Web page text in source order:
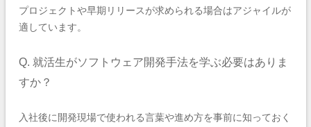
プロジェクトや早期リリースが求められる場合はアジャイルが
適しています。
Q. 就活生がソフトウェア開発手法を学ぶ必要はありま
すか？
入社後に開発現場で使われる言葉や進め方を事前に知っておく